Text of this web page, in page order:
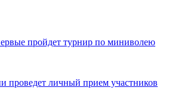
пройдет турнир по миниволею
проведет личный прием участников